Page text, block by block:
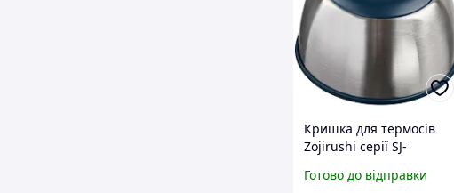
Кришка для термосів
Zojirushi серії SJ-
оригінальна запасна
Готово до відправки